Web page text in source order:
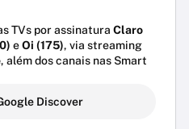
TVs por assinatura Claro
eOi (175), via streaming
, além dos canais nas Smart
Discover